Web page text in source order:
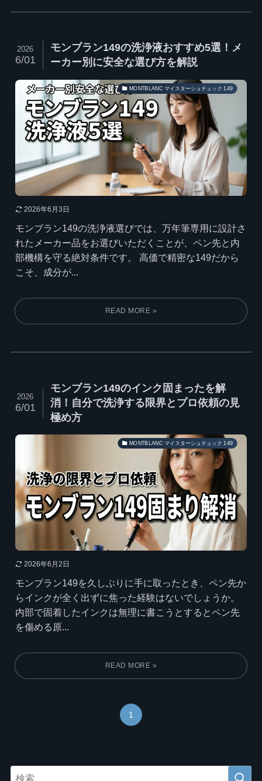
モンブラン149の洗浄液おすすめ5選！メ
ーカー別に安全な選び方を解説
2026
6/01
MONTBLANC マイスターシュテュック 149
2026年6月3日
モンブラン149の洗浄液選びでは、万年筆専用に設計さ
れたメーカー品をお選びいただくことが、ペン先と内
部機構を守る絶対条件です。 高価で精密な149だから
こそ、成分が...
モンブラン149のインク固まったを解
消！自分で洗浄する限界とプロ依頼の見
極め方
2026
6/01
MONTBLANC マイスターシュテュック 149
2026年6月2日
モンブラン149を久しぶりに手に取ったとき、ペン先か
らインクが全く出ずに焦った経験はないでしょうか。
内部で固着したインクは無理に書こうとするとペン先
を傷める原...
1